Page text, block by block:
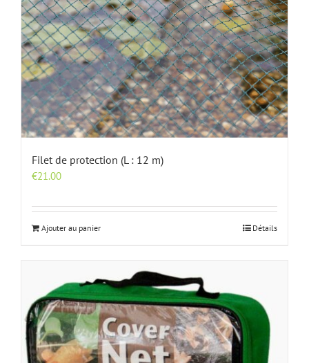
Filet de protection (L : 12 m)
€21.00
Ajouter au panier Détails